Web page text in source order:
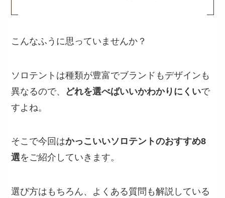
こんなふうに思っていませんか？
ソロテントは種類が豊富でブランドもデザインも
異なるので、
どれを選べばいいかわかりにくいで
すよね。
そこで今回はかっこいいソロテントのおすすめ8
選をご紹介していきます。
選び方はもちろん、よくある質問も解説している